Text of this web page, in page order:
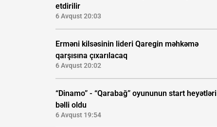
etdirilir
6 Avqust 20:03
Erməni kilsəsinin lideri Qaregin məhkəmə
qarşısına çıxarılacaq
6 Avqust 20:02
“Dinamo” - “Qarabağ” oyununun start heyətləri
bəlli oldu
6 Avqust 19:54